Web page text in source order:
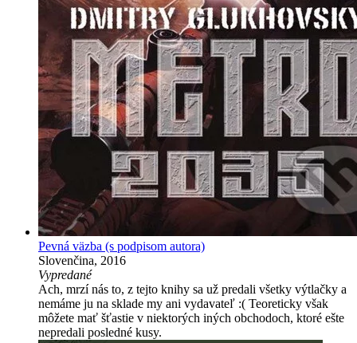
Pevná väzba (s podpisom autora)
Slovenčina, 2016
Vypredané
Ach, mrzí nás to, z tejto knihy sa už predali všetky výtlačky a
nemáme ju na sklade my ani vydavateľ :( Teoreticky však
môžete mať šťastie v niektorých iných obchodoch, ktoré ešte
nepredali posledné kusy.